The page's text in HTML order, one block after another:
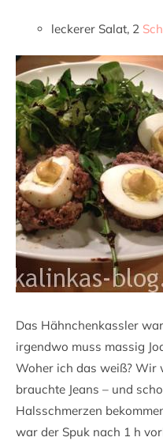
leckerer Salat, 2
Das Hähnchenkassler
irgendwo muss massig
Woher ich das weiß? Wir
brauchte Jeans – und
Halsschmerzen
war der Spuk nach 1 h